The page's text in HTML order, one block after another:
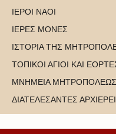
ΙΕΡΟΙ ΝΑΟΙ
ΙΕΡΕΣ ΜΟΝΕΣ
ΙΣΤΟΡΙΑ ΤΗΣ
ΤΟΠΙΚΟΙ ΑΓΙΟΙ ΚΑΙ
ΜΝΗΜΕΙΑ ΜΗΤΡΟΠΟΛΕΩΣ
ΔΙΑΤΕΛΕΣΑΝΤΕΣ